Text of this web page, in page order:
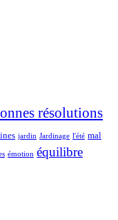
résolutions
jardin Jardinage l'été mal
émotion équilibre